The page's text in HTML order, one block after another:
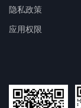
隐私政策
应用权限